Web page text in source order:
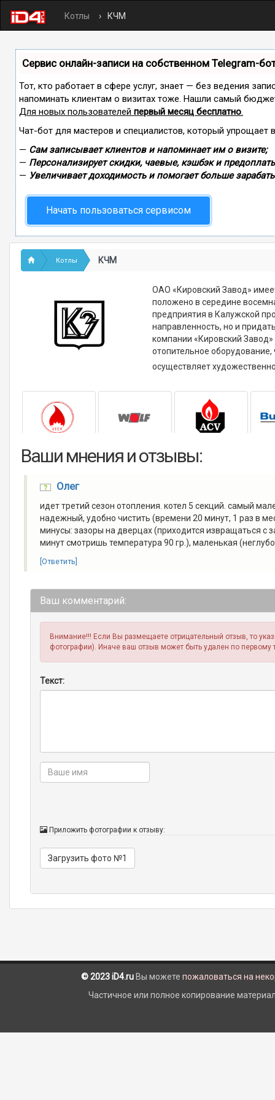
Котлы КЧМ
Сервис онлайн-записи на собственном Telegram-
Тот, кто работает в сфере услуг, знает — без ведения
напоминать клиентам о визитах тоже. Нашли самый
Для новых пользователей первый месяц бесплатно.
Чат-бот для мастеров и специалистов, который упрощает
— Сам записывает клиентов и напоминает им о визите;
— Персонализирует скидки, чаевые, кэшбэк и
— Увеличивает доходимость и помогает больше
Начать пользоваться сервисом
Котлы КЧМ
ОАО «Кировский Завод»
положено в середине
предприятия в Калужской
направленность, но и
компании «Кировский
отопительное
осуществляет
Ваши мнения и отзывы:
Олег
идет третий сезон отопления. котел 5 секций. самый
надежный, удобно чистить (времени 20 минут, 1 раз в
минусы: зазоры на дверцах (приходится извращаться с
минут смотришь температура 90 гр.), маленькая
[Ответить]
Ваш комментарий:
Внимание!!! Если Вы размещаете отрицательный отзыв, то
фотографии). Иначе ваш отзыв может быть удален по первому
Текст:
Приложить фотографии к отзыву:
Загрузить фото №1
© 2023 iD4.ru Вы можете пожаловаться на
Частичное или полное копирование